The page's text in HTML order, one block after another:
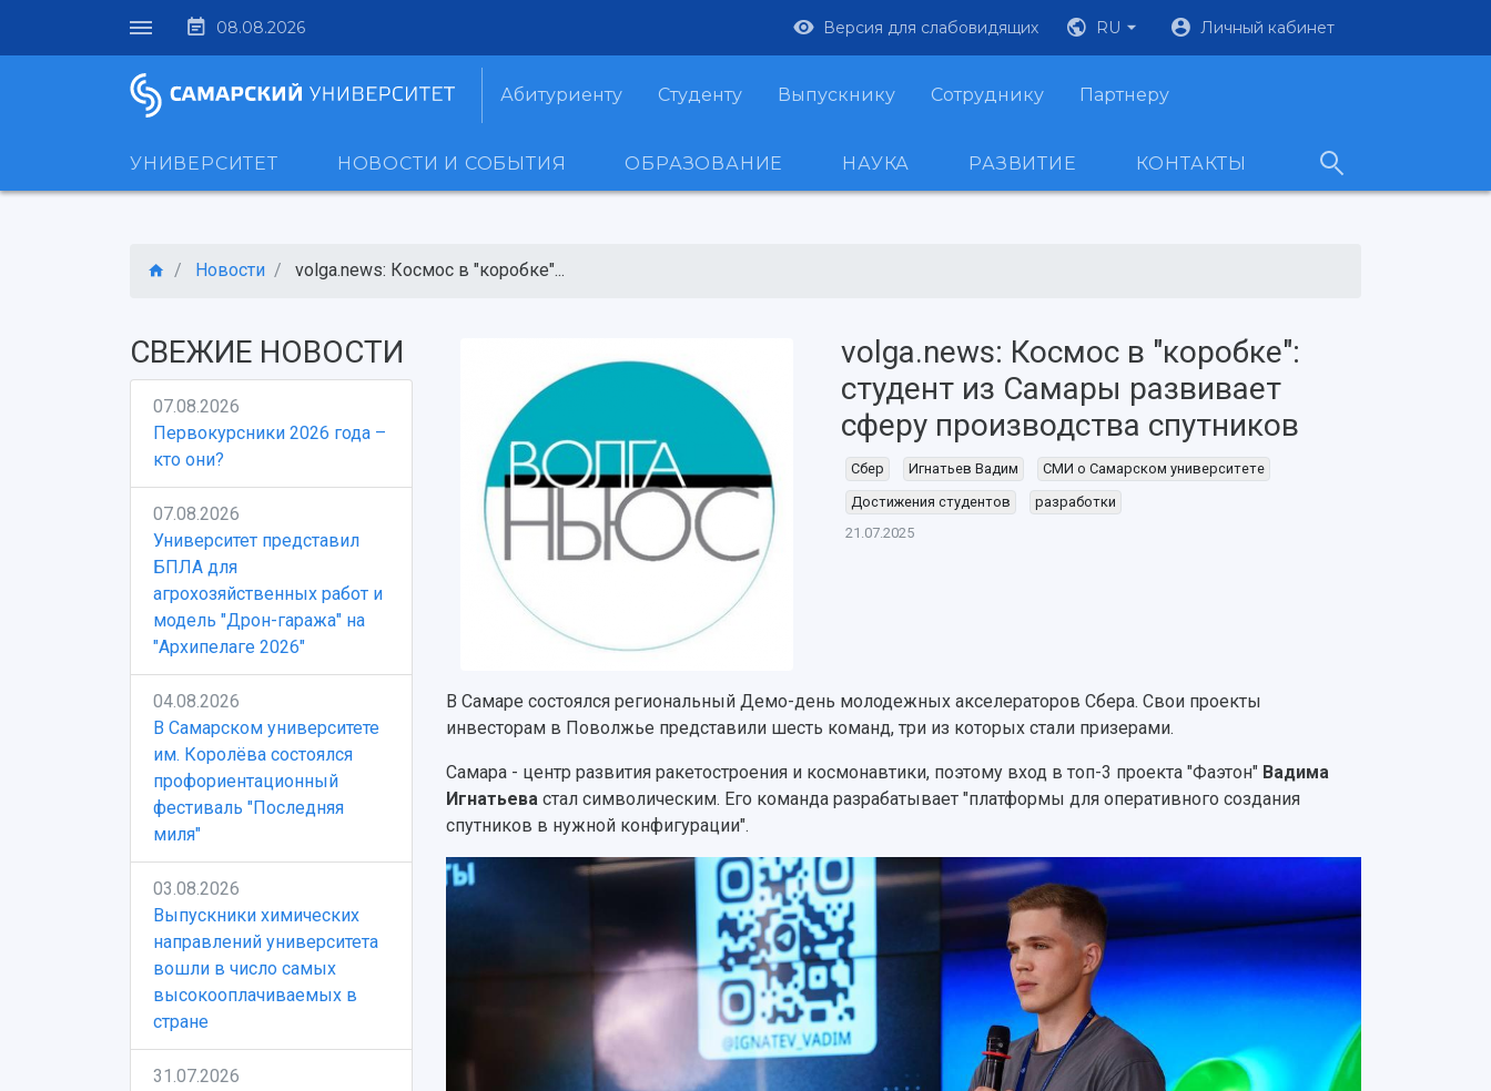
08.08.2026 Версия для слабовидящих RU Личный кабинет
Абитуриенту Студенту Выпускнику Сотруднику Партнеру
УНИВЕРСИТЕТ НОВОСТИ И СОБЫТИЯ ОБРАЗОВАНИЕ НАУКА РАЗВИТИЕ КОНТАКТЫ
Новости volga.news: Космос в "коробке"...
СВЕЖИЕ НОВОСТИ
07.08.2026
Первокурсники 2026 года –
кто они?
07.08.2026
Университет представил
БПЛА для
агрохозяйственных работ и
модель "Дрон-гаража" на
"Архипелаге 2026"
04.08.2026
В Самарском университете
им. Королёва состоялся
профориентационный
фестиваль "Последняя
миля"
03.08.2026
Выпускники химических
направлений университета
вошли в число самых
высокооплачиваемых в
стране
31.07.2026
volga.news: Космос в "коробке":
студент из Самары развивает
сферу производства спутников
Сбер Игнатьев Вадим
СМИ о Самарском университете
Достижения студентов
разработки
21.07.2025
В Самаре состоялся региональный Демо-день молодежных акселераторов Сбера. Свои проекты
инвесторам в Поволжье представили шесть команд, три из которых стали призерами.
Самара - центр развития ракетостроения и космонавтики, поэтому вход в топ-3 проекта "Фаэтон" Вадима
Игнатьева стал символическим. Его команда разрабатывает "платформы для оперативного создания
спутников в нужной конфигурации".